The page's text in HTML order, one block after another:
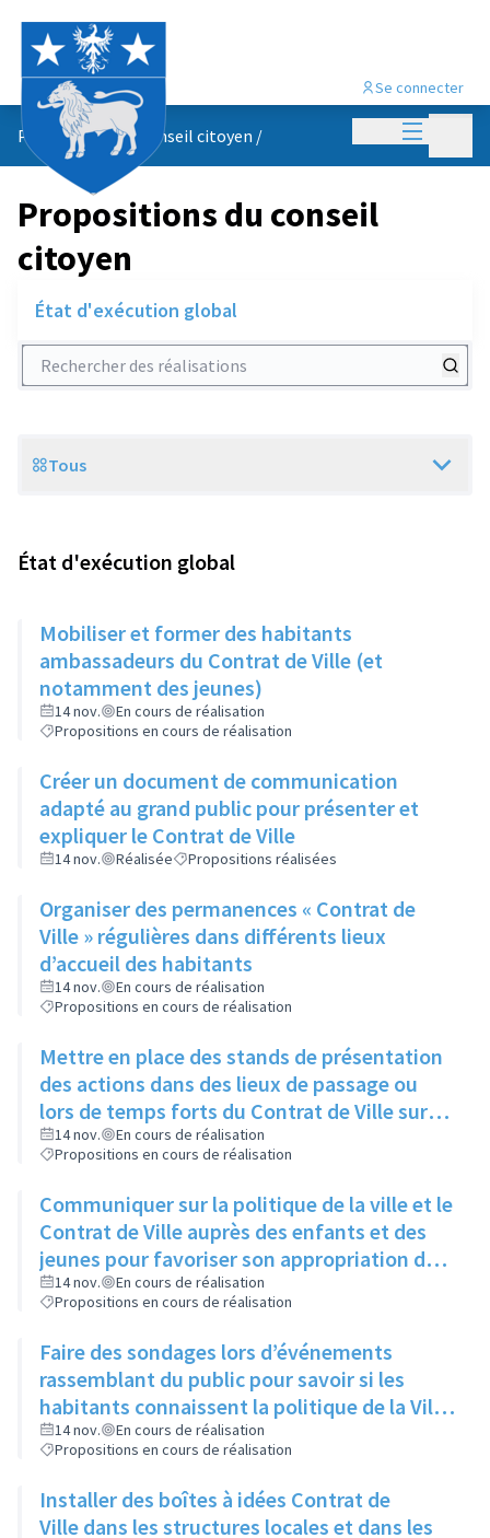
Menu
Se connecter
Propositions du conseil citoyen /
Propositions du conseil
citoyen
État d'exécution global
Rechercher des réalisations
Scope
Tous
État d'exécution global
Mobiliser et former des habitants
ambassadeurs du Contrat de Ville (et
notamment des jeunes)
14 nov.
En cours de réalisation
Propositions en cours de réalisation
Créer un document de communication
adapté au grand public pour présenter et
expliquer le Contrat de Ville
14 nov. Réalisée Propositions réalisées
Organiser des permanences « Contrat de
Ville » régulières dans différents lieux
d’accueil des habitants
14 nov.
En cours de réalisation
Propositions en cours de réalisation
Mettre en place des stands de présentation
des actions dans des lieux de passage ou
lors de temps forts du Contrat de Ville sur
l’espace public
14 nov.
En cours de réalisation
Propositions en cours de réalisation
Communiquer sur la politique de la ville et le
Contrat de Ville auprès des enfants et des
jeunes pour favoriser son appropriation dès
le plus jeune âge
14 nov.
En cours de réalisation
Propositions en cours de réalisation
Faire des sondages lors d’événements
rassemblant du public pour savoir si les
habitants connaissent la politique de la Ville
/ le contrat de ville
14 nov.
En cours de réalisation
Propositions en cours de réalisation
Installer des boîtes à idées Contrat de
Ville dans les structures locales et dans les